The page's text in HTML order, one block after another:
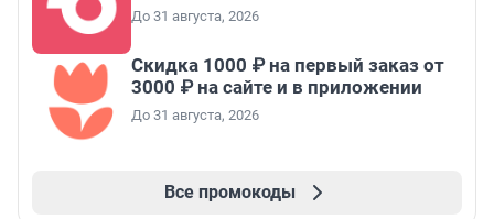
До 31 августа, 2026
Скидка 1000 ₽ на первый заказ от
3000 ₽ на сайте и в приложении
До 31 августа, 2026
Все промокоды